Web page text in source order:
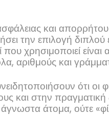
ασφάλειας και
την επιλογή
χρησιμοποιεί είναι
αριθμούς και
ότι οι
και στην
άτομα, ούτε